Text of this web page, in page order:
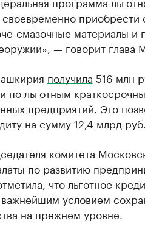
своевременно приобрести
смазочные материалы и
— говорит глава
получила 516 млн
по льготным
предприятий. Это
на сумму 12,4 млрд руб.
комитета
по развитию
что льготное
важнейшим условием
на прежнем уровне.